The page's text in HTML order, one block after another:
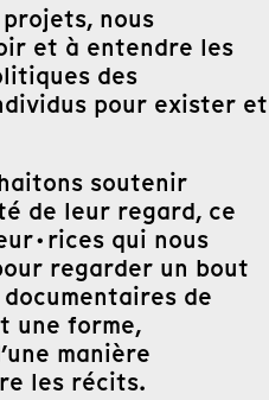
nous
et à entendre les
des
pour exister et
soutenir
de leur regard, ce
qui nous
regarder un bout
de
une forme,
manière
les récits.